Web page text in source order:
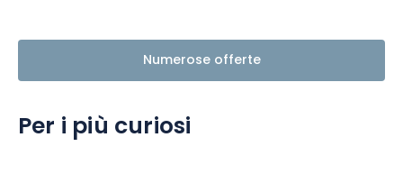
Numerose offerte
Per i più curiosi